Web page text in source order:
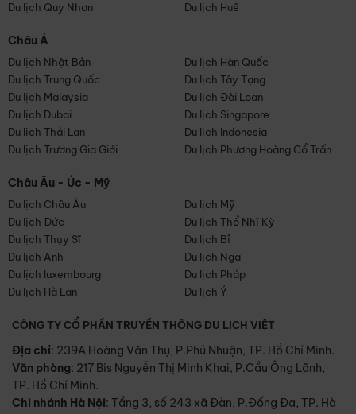
Du lịch Quy Nhơn
Du lịch Huế
Châu Á
Du lịch Nhật Bản
Du lịch Hàn Quốc
Du lịch Trung Quốc
Du lịch Tây Tạng
Du lịch Malaysia
Du lịch Đài Loan
Du lịch Dubai
Du lịch Singapore
Du lịch Thái Lan
Du lịch Indonesia
Du lịch Trương Gia Giới
Du lịch Phượng Hoàng Cổ Trấn
Châu Âu - Úc - Mỹ
Du lịch Châu Âu
Du lịch Mỹ
Du lịch Đức
Du lịch Thổ Nhĩ Kỳ
Du lịch Thụy Sĩ
Du lịch Bỉ
Du lịch Anh
Du lịch Nga
Du lịch luxembourg
Du lịch Pháp
Du lịch Hà Lan
Du lịch Ý
CÔNG TY CỔ PHẦN TRUYỀN THÔNG DU LỊCH VIỆT
Địa chỉ: 239A Hoàng Văn Thụ, P.Phú Nhuận, TP. Hồ Chí Minh.
Văn phòng: 217 Bis Nguyễn Thị Minh Khai, P.Cầu Ông Lãnh,
TP. Hồ Chí Minh.
Chi nhánh Hà Nội: Tầng 3, số 243 xã Đàn, P.Đống Đa, TP. Hà